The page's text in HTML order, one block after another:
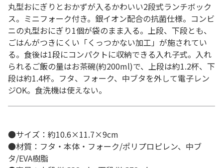
丸型おにぎりとおかずが入るかわいい2段式ランチボック
ス。ミニフォーク付き。銀イオン配合の抗菌仕様。コンビ
ニの丸型おにぎり1個が袋のまま入る。上段、下段とも、
ごはんがつきにくい「くっつかない加工」が施されてい
る。食後は1段にコンパクトに収納できる入れ子式。入れ
られるご飯の量はお茶碗(約200ml)で、上段は約1.2杯、下
段は約1.4杯。フタ、フォーク、中ブタを外して電子レン
ジOK。食洗機は使えない。
●サイズ：約10.6×11.7×9cm
●材質：フタ・本体・フォーク/ポリプロピレン、中ブ
タ/EVA樹脂